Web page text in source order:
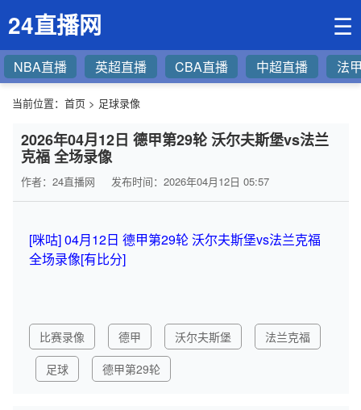
24直播网 ☰
NBA直播 英超直播 CBA直播 中超直播 法
当前位置： 首页 > 足球录像
2026年04月12日 德甲第29轮 沃尔夫斯堡vs法兰
克福 全场录像
作者：24直播网 发布时间：2026年04月12日 05:57
[咪咕] 04月12日 德甲第29轮 沃尔夫斯堡vs法兰克福
全场录像[有比分]
比赛录像 德甲 沃尔夫斯堡
法兰克福
足球
德甲第29轮